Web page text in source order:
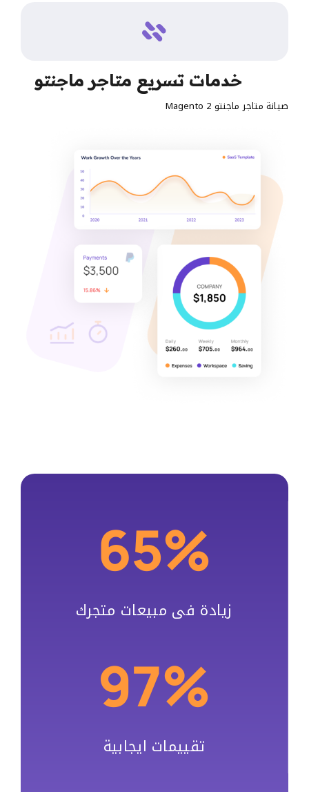
خدمات تسريع متاجر ماجنتو
صيانة متاجر ماجنتو Magento 2
65%
زيادة فى مبيعات متجرك
97%
تقييمات ايجابية